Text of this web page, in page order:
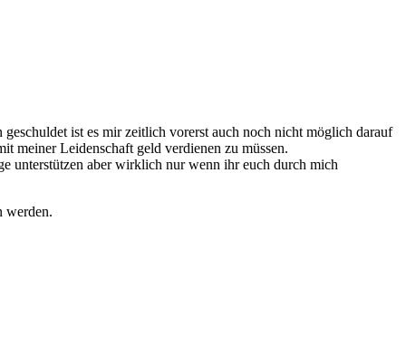
ist es mir zeitlich vorerst auch noch nicht möglich darauf
meiner Leidenschaft geld verdienen zu müssen.
unterstützen aber wirklich nur wenn ihr euch durch mich
werden.